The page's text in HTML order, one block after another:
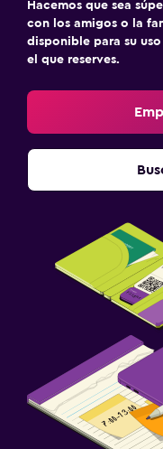
Hacemos que sea
con los amigos o la
disponible para su
el que reserves.